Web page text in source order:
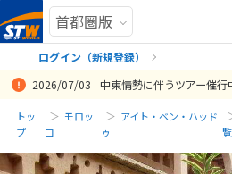
ログイン（新規登録）
まだ履歴があ
まだ登録があ
2026/07/03 中東情勢に伴うツアー催
トッ
プ
モロッ
コ
アイト・ベン・ハッド
ゥ
覧